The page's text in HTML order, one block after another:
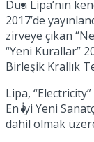
Spor
Podcast
Dua Lipa’nın
2017’de
zirveye çıkan
“Yeni Kurallar”
Birleşik Krallık
Lipa,
En İyi Yeni
dahil olmak